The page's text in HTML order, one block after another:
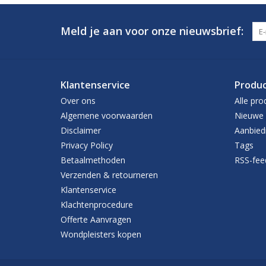
Meld je aan voor onze nieuwsbrief:
Klantenservice
Over ons
Algemene voorwaarden
Disclaimer
Privacy Policy
Betaalmethoden
Verzenden & retourneren
Klantenservice
Klachtenprocedure
Offerte Aanvragen
Wondpleisters kopen
Alle
Tags
RSS-